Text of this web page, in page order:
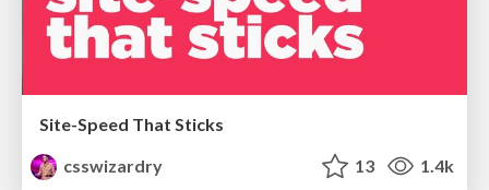
Site-Speed That Sticks
csswizardry
13 1.4k